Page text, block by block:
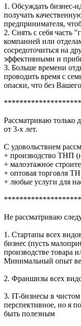
1. Обсуждать бизнес-
получать
предпринимателя,
2. Снять с себя часть
компанией или
сосредоточиться на
эффективными и
3. Больше времени
проводить время с
опаски, что без
Рассматриваю только
от 3-х лет.
С удовольствием
+ производство ТНП
+ малоэтажное
+ оптовая торговля
+ любые услуги для
Не рассматриваю
1. Стартапы всех
бизнес (пусть
производстве товара
Минимальный опыт
2. Франшизы всех
3. IT-бизнесы в
перспективное, но я
быть полезным